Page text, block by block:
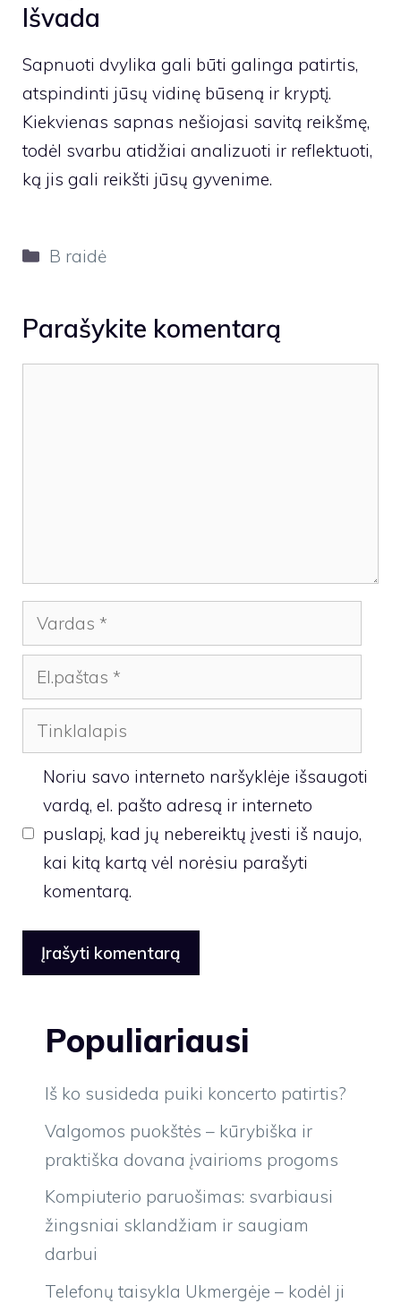
Išvada
Sapnuoti dvylika gali būti galinga patirtis,
atspindinti jūsų vidinę būseną ir kryptį.
Kiekvienas sapnas nešiojasi savitą reikšmę,
todėl svarbu atidžiai analizuoti ir reflektuoti,
ką jis gali reikšti jūsų gyvenime.
Kategorijos
B raidė
Parašykite komentarą
Vardas
El.paštas
Tinklalapis
Noriu savo interneto naršyklėje išsaugoti
vardą, el. pašto adresą ir interneto
puslapį, kad jų nebereiktų įvesti iš naujo,
kai kitą kartą vėl norėsiu parašyti
komentarą.
Populiariausi
Iš ko susideda puiki koncerto patirtis?
Valgomos puokštės – kūrybiška ir
praktiška dovana įvairioms progoms
Kompiuterio paruošimas: svarbiausi
žingsniai sklandžiam ir saugiam
darbui
Telefonų taisykla Ukmergėje – kodėl ji